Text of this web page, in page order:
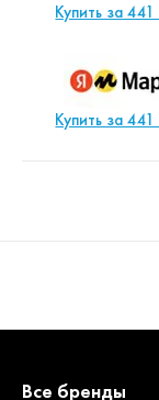
Купить за
Купить за
Все бренды